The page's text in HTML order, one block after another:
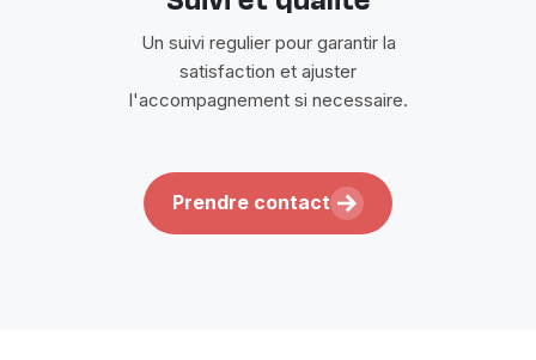
Un suivi regulier pour garantir la
satisfaction et ajuster
l'accompagnement si necessaire.
Prendre contact